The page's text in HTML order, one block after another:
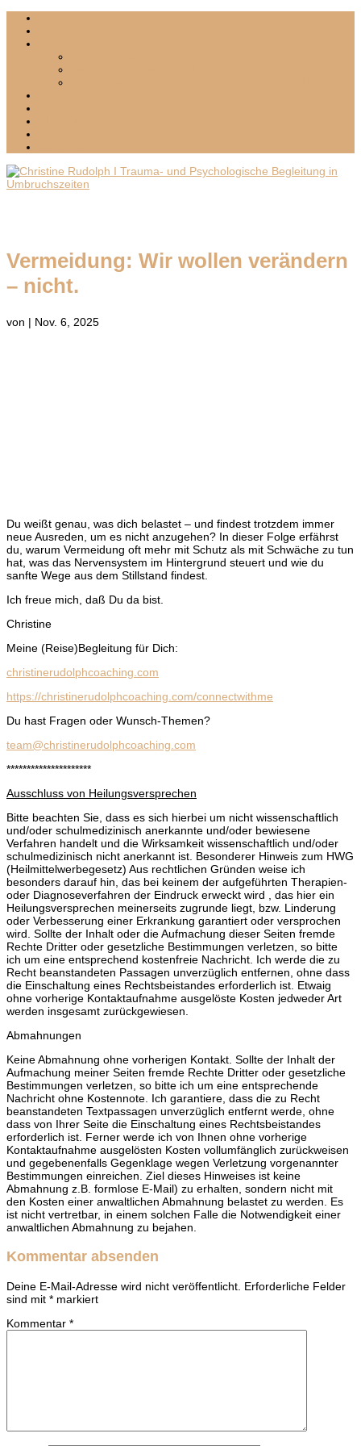
Vermeidung: Wir wollen verändern
– nicht.
von | Nov. 6, 2025
Du weißt genau, was dich belastet – und findest trotzdem immer
neue Ausreden, um es nicht anzugehen? In dieser Folge erfährst
du, warum Vermeidung oft mehr mit Schutz als mit Schwäche zu tun
hat, was das Nervensystem im Hintergrund steuert und wie du
sanfte Wege aus dem Stillstand findest.
Ich freue mich, daß Du da bist.
Christine
Meine (Reise)Begleitung für Dich:
christinerudolphcoaching.com
https://christinerudolphcoaching.com/connectwithme
Du hast Fragen oder Wunsch-Themen?
team@christinerudolphcoaching.com
*********************
Ausschluss von Heilungsversprechen
Bitte beachten Sie, dass es sich hierbei um nicht wissenschaftlich
und/oder schulmedizinisch anerkannte und/oder bewiesene
Verfahren handelt und die Wirksamkeit wissenschaftlich und/oder
schulmedizinisch nicht anerkannt ist. Besonderer Hinweis zum HWG
(Heilmittelwerbegesetz) Aus rechtlichen Gründen weise ich
besonders darauf hin, das bei keinem der aufgeführten Therapien-
oder Diagnoseverfahren der Eindruck erweckt wird , das hier ein
Heilungsversprechen meinerseits zugrunde liegt, bzw. Linderung
oder Verbesserung einer Erkrankung garantiert oder versprochen
wird. Sollte der Inhalt oder die Aufmachung dieser Seiten fremde
Rechte Dritter oder gesetzliche Bestimmungen verletzen, so bitte
ich um eine entsprechend kostenfreie Nachricht. Ich werde die zu
Recht beanstandeten Passagen unverzüglich entfernen, ohne dass
die Einschaltung eines Rechtsbeistandes erforderlich ist. Etwaig
ohne vorherige Kontaktaufnahme ausgelöste Kosten jedweder Art
werden insgesamt zurückgewiesen.
Abmahnungen
Keine Abmahnung ohne vorherigen Kontakt. Sollte der Inhalt der
Aufmachung meiner Seiten fremde Rechte Dritter oder gesetzliche
Bestimmungen verletzen, so bitte ich um eine entsprechende
Nachricht ohne Kostennote. Ich garantiere, dass die zu Recht
beanstandeten Textpassagen unverzüglich entfernt werde, ohne
dass von Ihrer Seite die Einschaltung eines Rechtsbeistandes
erforderlich ist. Ferner werde ich von Ihnen ohne vorherige
Kontaktaufnahme ausgelösten Kosten vollumfänglich zurückweisen
und gegebenenfalls Gegenklage wegen Verletzung vorgenannter
Bestimmungen einreichen. Ziel dieses Hinweises ist keine
Abmahnung z.B. formlose E-Mail) zu erhalten, sondern nicht mit
den Kosten einer anwaltlichen Abmahnung belastet zu werden. Es
ist nicht vertretbar, in einem solchen Falle die Notwendigkeit einer
anwaltlichen Abmahnung zu bejahen.
Kommentar absenden
Deine E-Mail-Adresse wird nicht veröffentlicht. Erforderliche Felder
sind mit * markiert
Kommentar *